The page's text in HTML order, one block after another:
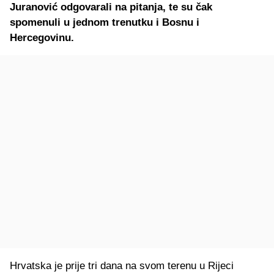
Juranović odgovarali na pitanja, te su čak
spomenuli u jednom trenutku i Bosnu i
Hercegovinu.
Hrvatska je prije tri dana na svom terenu u Rijeci